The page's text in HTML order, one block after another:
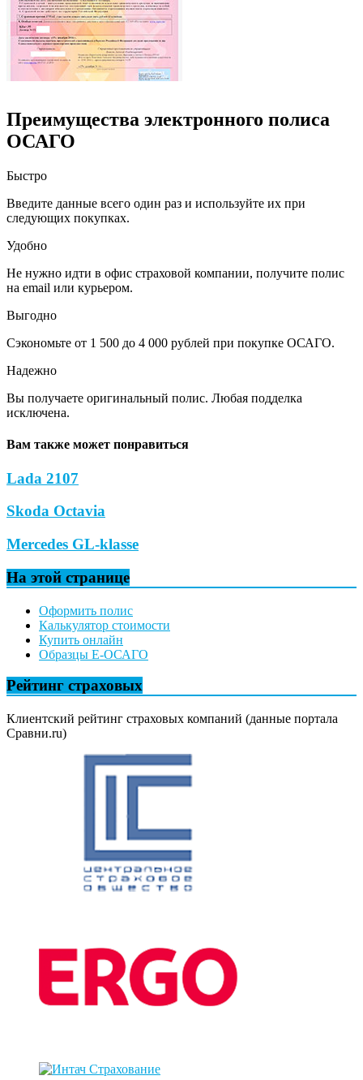
Преимущества электронного полиса
ОСАГО
Быстро
Введите данные всего один раз и используйте их при
следующих покупках.
Удобно
Не нужно идти в офис страховой компании, получите полис
на email или курьером.
Выгодно
Сэкономьте от 1 500 до 4 000 рублей при покупке ОСАГО.
Надежно
Вы получаете оригинальный полис. Любая подделка
исключена.
Вам также может понравиться
Lada 2107
Skoda Octavia
Mercedes GL-klasse
На этой странице
Оформить полис
Калькулятор стоимости
Купить онлайн
Образцы Е-ОСАГО
Рейтинг страховых
Клиентский рейтинг страховых компаний (данные портала
Сравни.ru)